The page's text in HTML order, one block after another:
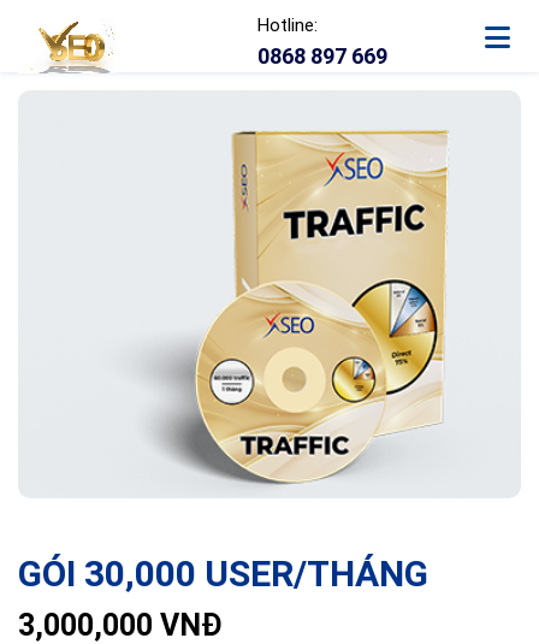
Hotline:
0868 897 669
GÓI 30,000 USER/THÁNG
3,000,000 VNĐ